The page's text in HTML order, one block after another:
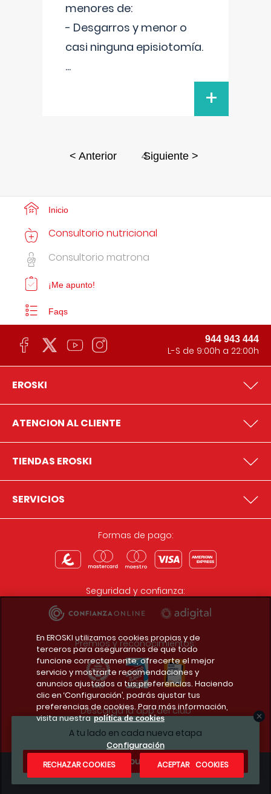
menores de:
- Desgarros y menor o
casi ninguna episiotomía.
...
+
< Anterior 4
Siguiente >
A tu lado en cada nueva etapa
¿Te apuntas?
Inicio
Consultorio nutricional
Consultorio matrona
¡Me apunto!
Faqs
944 943 444
L-S de 9:00h a 22:00h
EROSKI
ATENCION AL CLIENTE
TIENDAS EROSKI
SERVICIOS
Formas de pago:
Seguridad y confianza:
Premios y reconocimientos:
Descarga la app del club
Condiciones legales
En EROSKI utilizamos cookies propias y de
terceros para asegurarnos de que todo
funcione correctamente, ofrecerte el mejor
servicio y mostrarte recomendaciones y
anuncios ajustados a tus preferencias. Haciendo
clic en ‘Configuración’, podrás ajustar tus
preferencias de cookies. Para más información,
visita nuestra política de cookies
Configuración
RECHAZAR COOKIES
ACEPTAR COOKIES